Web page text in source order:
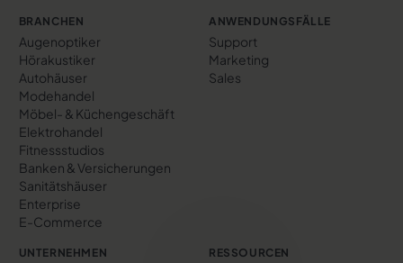
BRANCHEN
Augenoptiker
Hörakustiker
Autohäuser
Modehandel
Möbel- & Küchengeschäft
Elektrohandel
Fitnessstudios
Banken & Versicherungen
Sanitätshäuser
Enterprise
E-Commerce
ANWENDUNGSFÄLLE
Support
Marketing
Sales
UNTERNEHMEN RESSOURCEN